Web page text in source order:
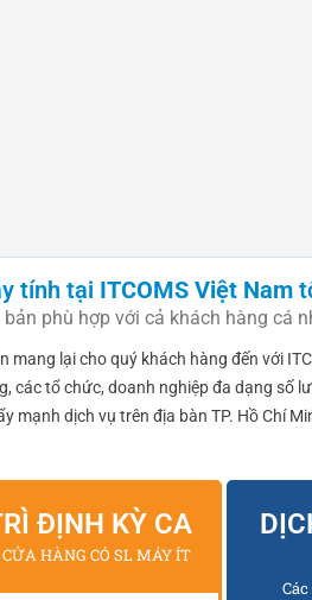
tính tại ITCOMS Việt Nam
bản phù hợp với cả khách hàng cá
mang lại cho quý khách hàng đến với
các tổ chức, doanh nghiệp đa dạng số
mạnh dịch vụ trên địa bàn TP. Hồ Chí
ĐỊNH KỲ CA
HÀNG CÓ SL MÁY ÍT